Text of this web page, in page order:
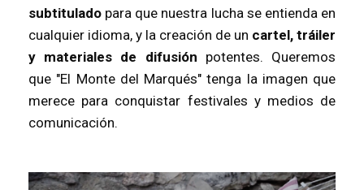
subtitulado para que nuestra lucha se entienda en
cualquier idioma, y la creación de un cartel, tráiler
y materiales de difusión potentes. Queremos
que "El Monte del Marqués" tenga la imagen que
merece para conquistar festivales y medios de
comunicación.